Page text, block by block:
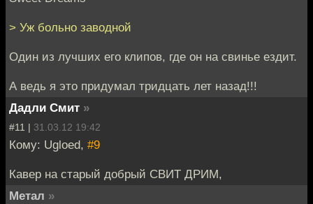
> Уж больно заводной
Один из лучших его клипов, где он на свинье ездит.
А ведь я это придумал тридцать лет назад!!!
Дадли Смит »
#11 | 31.03.12 19:42
Кому: Ugloed, #9
Кавер на старый добрый СВИТ ДРИМ,
Метал »